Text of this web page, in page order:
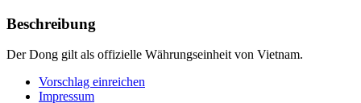
Beschreibung
Der Dong gilt als offizielle Währungseinheit von Vietnam.
Vorschlag einreichen
Impressum